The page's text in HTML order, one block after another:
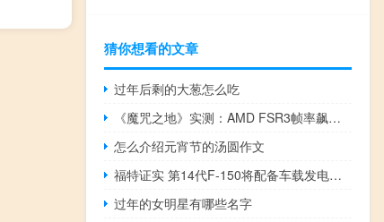
猜你想看的文章
过年后剩的大葱怎么吃
《魔咒之地》实测：AMD FSR3帧率飙升3.1倍！但是DLSS更流畅
怎么介绍元宵节的汤圆作文
福特证实 第14代F-150将配备车载发电机来为工具和工地提供动力
过年的女明星有哪些名字